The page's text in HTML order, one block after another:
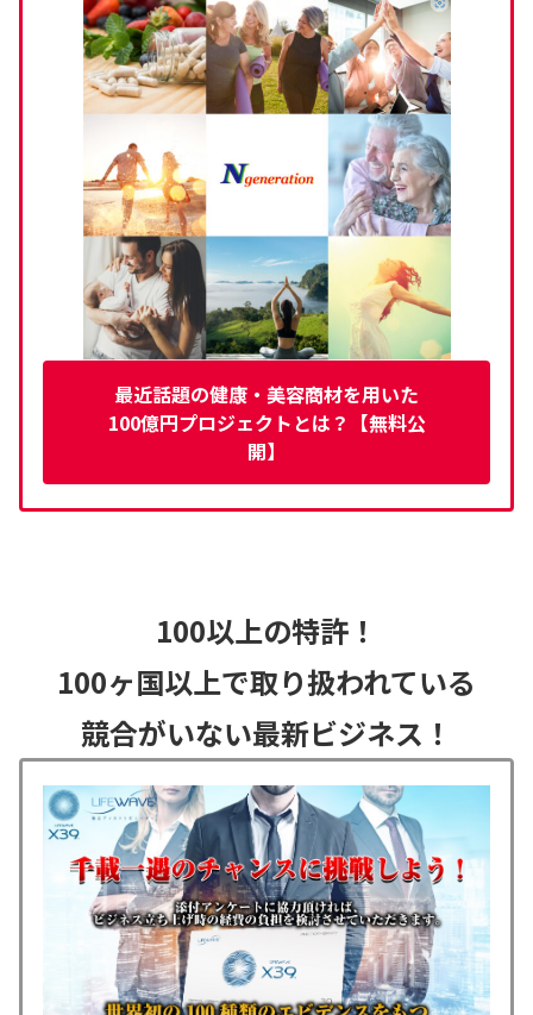
最近話題の健康・美容商材を用いた
100億円プロジェクトとは？【無料公
開】
100以上の特許！
100ヶ国以上で取り扱われている
競合がいない最新ビジネス！